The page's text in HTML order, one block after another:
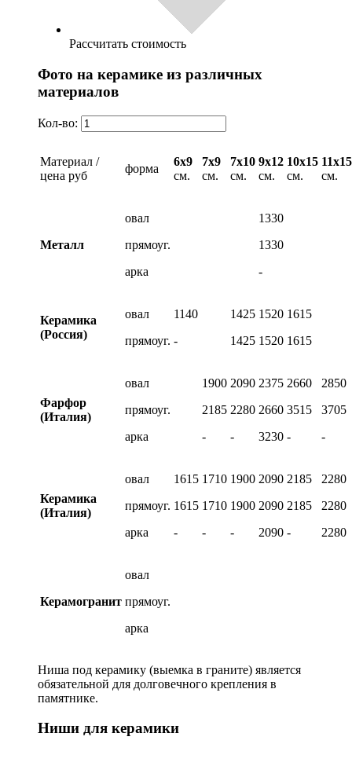
Рассчитать стоимость
Фото на керамике из различных
материалов
Кол-во:
Материал /
цена руб
форма
6х9
см.
7х9
см.
7х10
см.
9х12
см.
10х15
см.
11х15
см.
Металл
овал
прямоуг.
арка
1330
1330
-
Керамика
(Россия)
овал
прямоуг.
1140
-
1425
1425
1520
1520
1615
1615
Фарфор
(Италия)
овал
прямоуг.
арка
1900
2185
-
2090
2280
-
2375
2660
3230
2660
3515
-
2850
3705
-
Керамика
(Италия)
овал
прямоуг.
арка
1615
1615
-
1710
1710
-
1900
1900
-
2090
2090
2090
2185
2185
-
2280
2280
2280
Керамогранит
овал
прямоуг.
арка
Ниша под керамику (выемка в граните) является
обязательной для долговечного крепления в
памятнике.
Ниши для керамики